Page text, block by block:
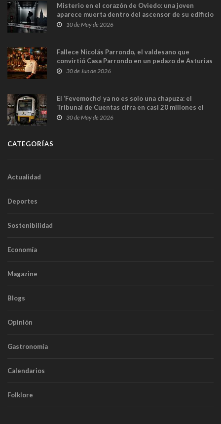
Misterio en el corazón de Oviedo: una joven
aparece muerta dentro del ascensor de su edificio
y las cámaras captan sus últimos minutos
10 de May de 2026
Fallece Nicolás Parrondo, el valdesano que
convirtió Casa Parrondo en un pedazo de Asturias
en Madrid
30 de Jun de 2026
El ‘Fevemocho’ ya no es solo una chapuza: el
Tribunal de Cuentas cifra en casi 20 millones el
sobrecoste de los trenes que no cabían por los
30 de May de 2026
CATEGORÍAS
Actualidad
Deportes
Sostenibilidad
Economía
Magazine
Blogs
Opinión
Gastronomía
Calendarios
Folklore